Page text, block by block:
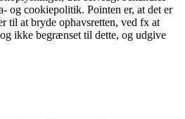
og cookiepolitik. Pointen er, at det er
til at bryde ophavsretten, ved fx at
ikke begrænset til dette, og udgive